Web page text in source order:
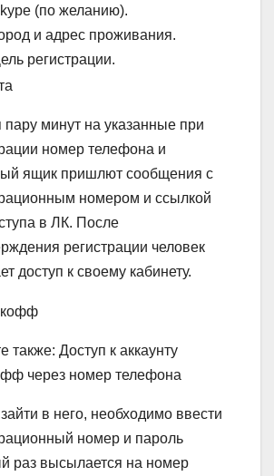
(по желанию).
и адрес проживания.
регистрации.
пару минут на указанные при
номер телефона и
ящик пришлют сообщения с
номером и ссылкой
в ЛК. После
регистрации человек
доступ к своему кабинету.
также: Доступ к аккаунту
через номер телефона
в него, необходимо ввести
номер и пароль
раз высылается на номер